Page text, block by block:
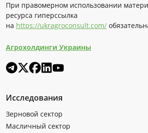
При правомерном использовании
ресурса гиперссылка
на https://ukragroconsult.com/
Агрохолдинги Украины
Исследования
Зерновой сектор
Масличный сектор